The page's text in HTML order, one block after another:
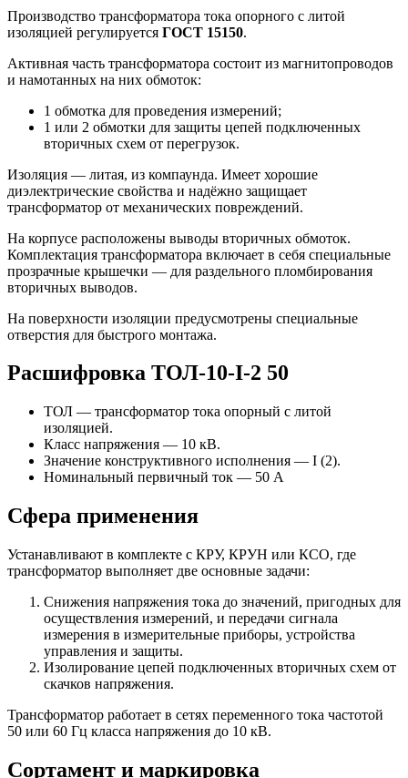
Производство трансформатора тока опорного с литой
изоляцией регулируется ГОСТ 15150.
Активная часть трансформатора состоит из магнитопроводов
и намотанных на них обмоток:
1 обмотка для проведения измерений;
1 или 2 обмотки для защиты цепей подключенных
вторичных схем от перегрузок.
Изоляция — литая, из компаунда. Имеет хорошие
диэлектрические свойства и надёжно защищает
трансформатор от механических повреждений.
На корпусе расположены выводы вторичных обмоток.
Комплектация трансформатора включает в себя специальные
прозрачные крышечки — для раздельного пломбирования
вторичных выводов.
На поверхности изоляции предусмотрены специальные
отверстия для быстрого монтажа.
Расшифровка ТОЛ-10-I-2 50
ТОЛ — трансформатор тока опорный с литой
изоляцией.
Класс напряжения — 10 кВ.
Значение конструктивного исполнения — I (2).
Номинальный первичный ток — 50 А
Сфера применения
Устанавливают в комплекте с КРУ, КРУН или КСО, где
трансформатор выполняет две основные задачи:
Снижения напряжения тока до значений, пригодных для
осуществления измерений, и передачи сигнала
измерения в измерительные приборы, устройства
управления и защиты.
Изолирование цепей подключенных вторичных схем от
скачков напряжения.
Трансформатор работает в сетях переменного тока частотой
50 или 60 Гц класса напряжения до 10 кВ.
Сортамент и маркировка